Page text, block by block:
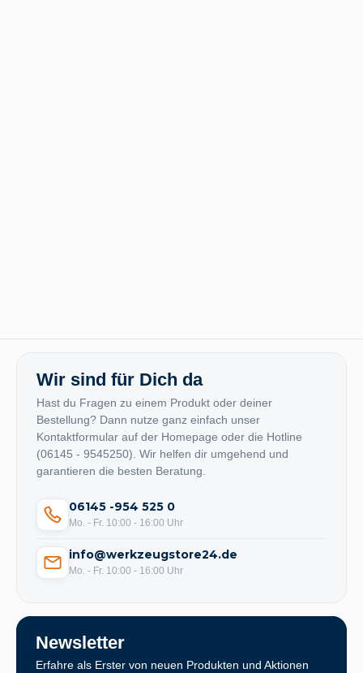
Wir sind für Dich da
Hast du Fragen zu einem Produkt oder deiner
Bestellung? Dann nutze ganz einfach unser
Kontaktformular auf der Homepage oder die Hotline
(06145 - 9545250). Wir helfen dir umgehend und
garantieren die besten Beratung.
06145 -954 525 0
Mo. - Fr. 10:00 - 16:00 Uhr
info@werkzeugstore24.de
Mo. - Fr. 10:00 - 16:00 Uhr
Newsletter
Erfahre als Erster von neuen Produkten und Aktionen